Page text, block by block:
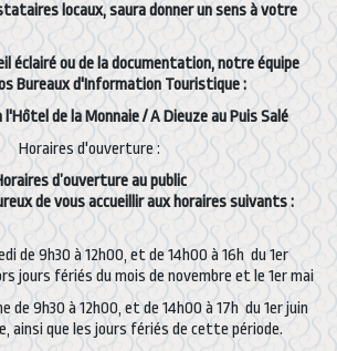
locaux, saura donner un sens à votre
éclairé ou de la documentation, notre équipe
Bureaux d'Information Touristique :
de la Monnaie / A Dieuze au Puis Salé
Horaires d'ouverture :
d’ouverture au public
de vous accueillir aux horaires suivants :
de 9h30 à 12h00, et de 14h00 à 16h du 1er
jours fériés du mois de novembre et le 1er mai
de 9h30 à 12h00, et de 14h00 à 17h du 1er juin
ainsi que les jours fériés de cette période.